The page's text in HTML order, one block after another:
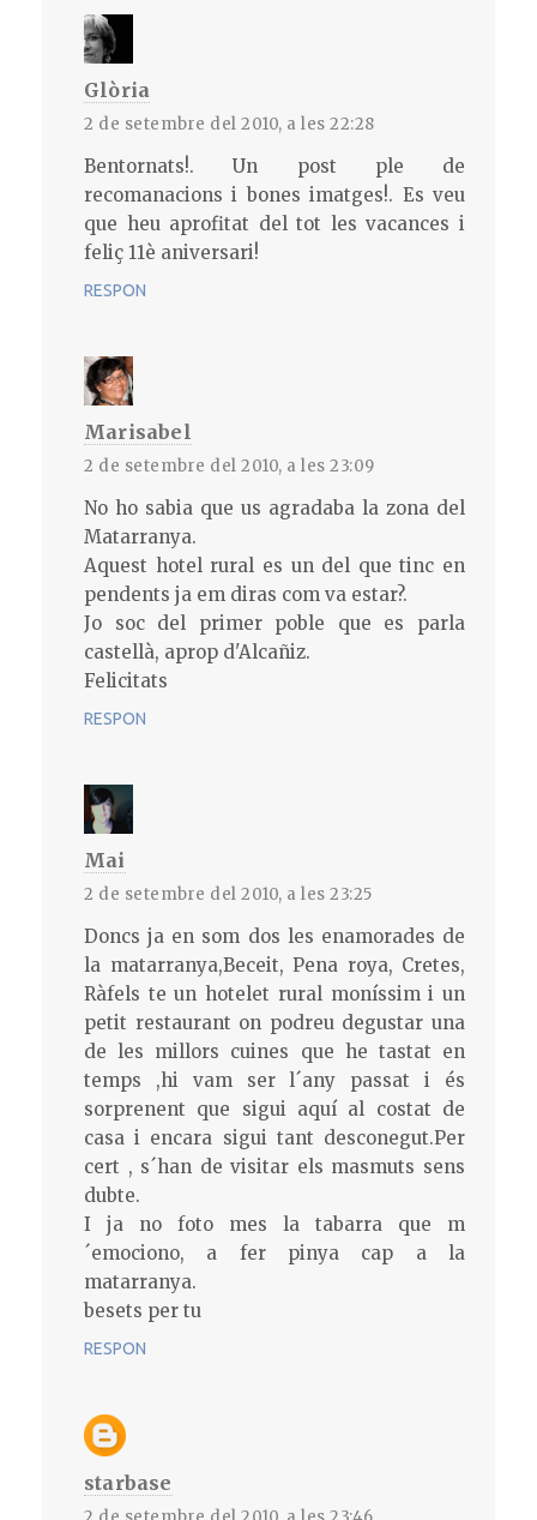
Glòria
2 de setembre del 2010, a les 22:28
Bentornats!. Un post ple de
recomanacions i bones imatges!. Es veu
que heu aprofitat del tot les vacances i
feliç 11è aniversari!
RESPON
Marisabel
2 de setembre del 2010, a les 23:09
No ho sabia que us agradaba la zona del
Matarranya.
Aquest hotel rural es un del que tinc en
pendents ja em diras com va estar?.
Jo soc del primer poble que es parla
castellà, aprop d'Alcañiz.
Felicitats
RESPON
Mai
2 de setembre del 2010, a les 23:25
Doncs ja en som dos les enamorades de
la matarranya,Beceit, Pena roya, Cretes,
Ràfels te un hotelet rural moníssim i un
petit restaurant on podreu degustar una
de les millors cuines que he tastat en
temps ,hi vam ser l´any passat i és
sorprenent que sigui aquí al costat de
casa i encara sigui tant desconegut.Per
cert , s´han de visitar els masmuts sens
dubte.
I ja no foto mes la tabarra que m
´emociono, a fer pinya cap a la
matarranya.
besets per tu
RESPON
starbase